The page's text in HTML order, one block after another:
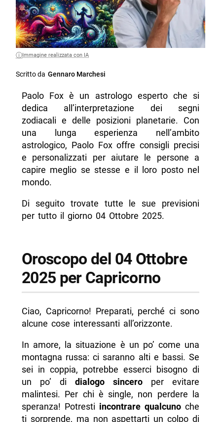
Immagine realizzata con IA
Scritto da Gennaro Marchesi
Paolo Fox è un astrologo esperto che si
dedica all’interpretazione dei segni
zodiacali e delle posizioni planetarie. Con
una lunga esperienza nell’ambito
astrologico, Paolo Fox offre consigli precisi
e personalizzati per aiutare le persone a
capire meglio se stesse e il loro posto nel
mondo.
Di seguito trovate tutte le sue previsioni
per tutto il giorno 04 Ottobre 2025.
Oroscopo del 04 Ottobre
2025 per Capricorno
Ciao, Capricorno! Preparati, perché ci sono
alcune cose interessanti all’orizzonte.
In amore, la situazione è un po’ come una
montagna russa: ci saranno alti e bassi. Se
sei in coppia, potrebbe esserci bisogno di
un po’ di dialogo sincero per evitare
malintesi. Per chi è single, non perdere la
speranza! Potresti incontrare qualcuno che
ti sorprende, ma non aspettarti un colpo di